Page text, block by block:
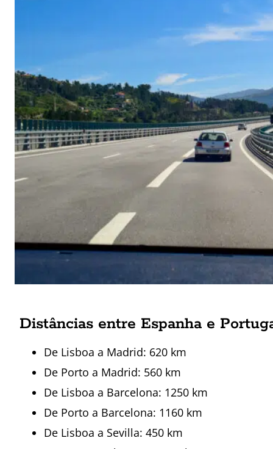
Distâncias entre Espanha e
De Lisboa a Madrid: 620 km
De Porto a Madrid: 560 km
De Lisboa a Barcelona: 1250 km
De Porto a Barcelona: 1160 km
De Lisboa a Sevilla: 450 km